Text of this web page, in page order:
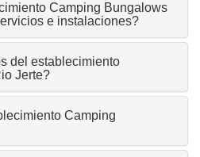
Camping Bungalows
e instalaciones?
del establecimiento
Jerte?
Camping